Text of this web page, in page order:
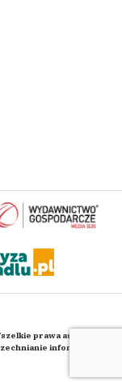
prawa autorskie
informacji i